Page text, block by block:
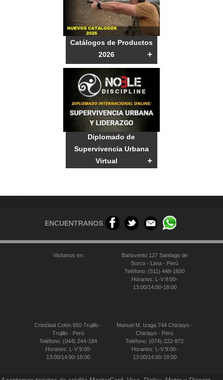
Catálogos de Productos
2026
+
Diplomado de
Supervivencia Urbana
Virtual
+
ENCUENTRANOS
Visítanos en:
Barlovento 127 Santiago de
Surco - Lima - Perú
Teléfono: (511) 448-1600
Horarios: L-V:9:00-
13:00/14:00-18:00
Cristóbal Colón 650 Trujillo -
Trujillo - Perú
Teléfono: (044) 244-184
Horarios: L-V:9:00-
13:00/14:00-18:00
Manuel M. Izaga 744 Chiclayo -
Chiclayo - Perú
Teléfono: (074)-222-872
Horarios: L-V:9:00-
13:00/14:00-18:00